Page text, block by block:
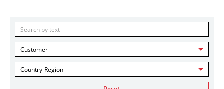
Customer
Country-Region